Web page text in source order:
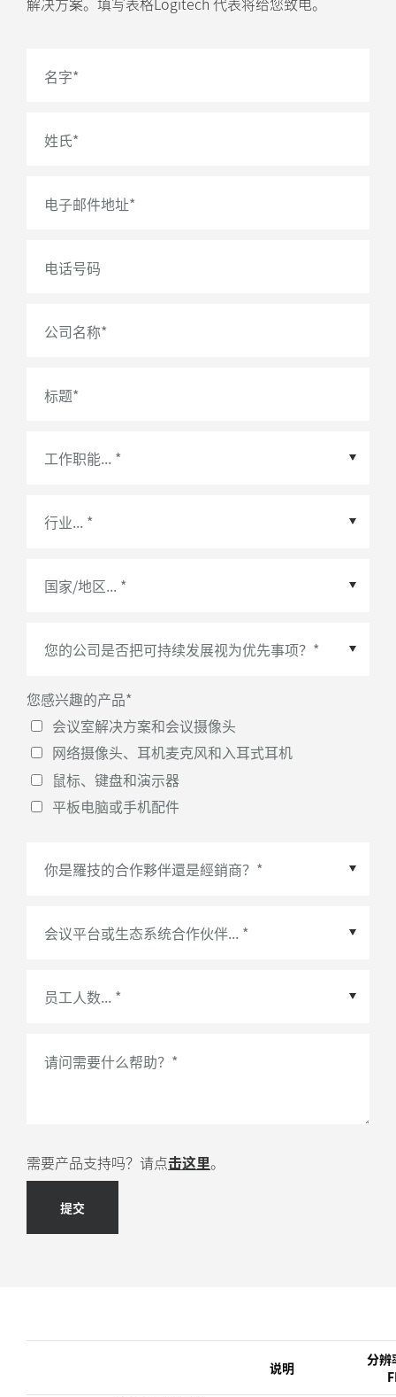
名字*
姓氏*
电子邮件地址*
电话号码
公司名称*
标题*
国家/地区*
您感兴趣的产品*
会议室解决方案和会议摄像头
网络摄像头、耳机麦克风和入耳式耳机
鼠标、键盘和演示器
平板电脑或手机配件
会议平台或生态系统合作伙伴
请问需要什么帮助？ *
需要产品支持吗？请点击这里。
提交
说明
分辨